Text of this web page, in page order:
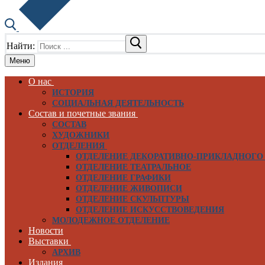
Найти:
Меню
О нас
ИСТОРИЯ
СОЦИАЛЬНАЯ ДЕЯТЕЛЬНОСТЬ
Состав и почетные звания
СОСТАВ
ХУДОЖНИКИ
ОТДЕЛЕНИЯ
ОТДЕЛЕНИЕ ДЕКОРАТИВНО-ПРИКЛАДНОГО
ОТДЕЛЕНИЕ ТЕАТРАЛЬНОЕ
ОТДЕЛЕНИЕ ГРАФИКИ
ОТДЕЛЕНИЕ ЖИВОПИСИ
ОТДЕЛЕНИЕ СКУЛЬПТУРЫ
ОТДЕЛЕНИЕ ИСКУССТВОВЕДЕНИЯ
МОЛОДЕЖНОЕ ОТДЕЛЕНИЕ
Новости
Выставки
АРХИВ
Издания